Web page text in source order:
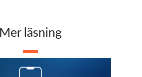
Mer läsning